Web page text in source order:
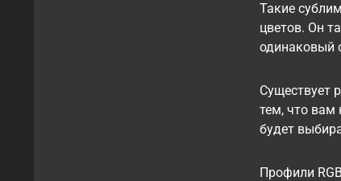
Такие
цветов. Он
одинаковый
Существует
тем, что вам
будет
Профили